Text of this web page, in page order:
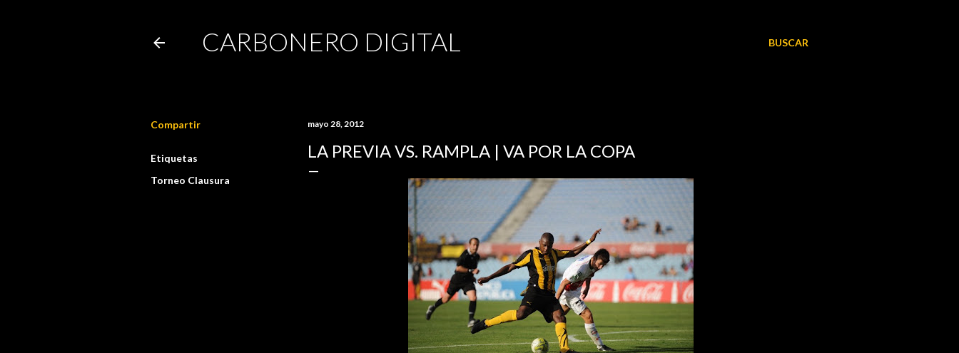
BUSCAR
CARBONERO DIGITAL
Compartir
Etiquetas
Torneo Clausura
mayo 28, 2012
LA PREVIA VS. RAMPLA | VA POR LA COPA